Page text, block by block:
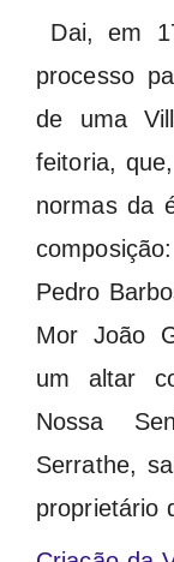
Dai, em
processo
de uma
feitoria,
normas da
Pedro
Mor João
um altar
Nossa
Serrathe,
proprietário